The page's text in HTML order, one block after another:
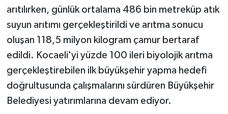
arıtılırken, günlük ortalama 486 bin metreküp atık
suyun arıtımı gerçekleştirildi ve arıtma sonucu
oluşan 118,5 milyon kilogram çamur bertaraf
edildi. Kocaeli'yi yüzde 100 ileri biyolojik arıtma
gerçekleştirebilen ilk büyükşehir yapma hedefi
doğrultusunda çalışmalarını sürdüren Büyükşehir
Belediyesi yatırımlarına devam ediyor.